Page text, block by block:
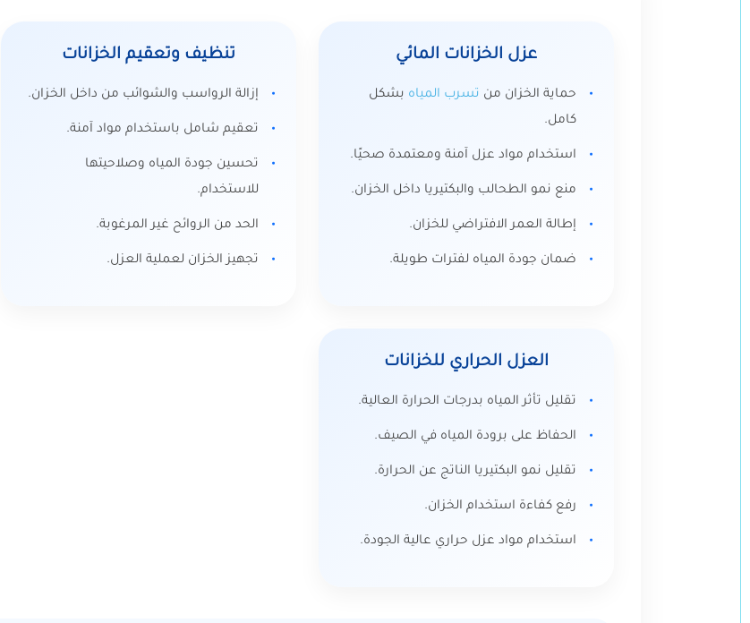
عزل الخزانات المائي
حماية الخزان من تسرب المياه بشكل
كامل.
استخدام مواد عزل آمنة ومعتمدة صحيًا.
منع نمو الطحالب والبكتيريا داخل الخزان.
إطالة العمر الافتراضي للخزان.
ضمان جودة المياه لفترات طويلة.
تنظيف وتعقيم الخزانات
إزالة الرواسب والشوائب من داخل الخزان.
تعقيم شامل باستخدام مواد آمنة.
تحسين جودة المياه وصلاحيتها
للاستخدام.
الحد من الروائح غير المرغوبة.
تجهيز الخزان لعملية العزل.
العزل الحراري للخزانات
تقليل تأثر المياه بدرجات الحرارة العالية.
الحفاظ على برودة المياه في الصيف.
تقليل نمو البكتيريا الناتج عن الحرارة.
رفع كفاءة استخدام الخزان.
استخدام مواد عزل حراري عالية الجودة.